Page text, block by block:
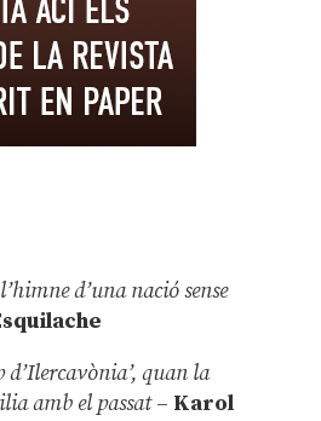
d’una nació sense
d’Ilercavònia’, quan la
amb el passat– Karol